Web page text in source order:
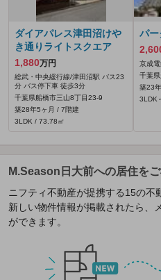
ダイアパレス津田沼けや
き通りライトスクエア
1,880万円
総武・中央緩行線/津田沼駅 バス23
分 バス停下車 徒歩3分
千葉県船橋市三山8丁目23-9
築28年5ヶ月 / 7階建
3LDK / 73.78㎡
パー
京成
千葉
築23
3LDK
M.Season日大前への居住を
ニフティ不動産が提携する15の
新しい物件情報が掲載されたら、
ができます。